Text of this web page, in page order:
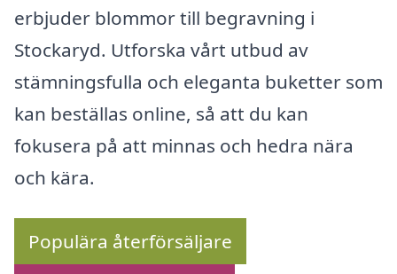
erbjuder blommor till begravning i
Stockaryd. Utforska vårt utbud av
stämningsfulla och eleganta buketter som
kan beställas online, så att du kan
fokusera på att minnas och hedra nära
och kära.
Populära återförsäljare